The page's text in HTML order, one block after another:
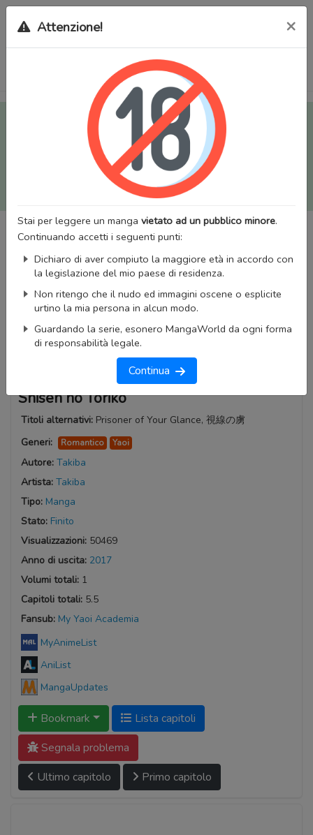
Tutti i Doujinshi e Manga per adulti (+18) sono stati trasferiti
sul nostro nuovo sito (
mangaworldadult.net
); invece, per i
Manga classici, puoi utilizzare
MangaWorld
Potrai effettuare illogincon il tuo account di MangaWorld
tutti i dati sono condivisi tra i due siti,
perderai alcun dato, inclusi bookmarks e premium
Attenzione! ×
Stai per leggere un manga vietato ad un pubblico minore.
Continuando accetti i seguenti punti:
Dichiaro di aver compiuto la maggiore età in accordo con
la legislazione del mio paese di residenza.
Non ritengo che il nudo ed immagini oscene o esplicite
urtino la mia persona in alcun modo.
Guardando la serie, esonero MangaWorld da ogni forma
di responsabilità legale.
Continua
Shisen no Toriko
Titoli alternativi: Prisoner of Your Glance, 視線の虜
Generi:
Romantico Yaoi
Autore: Takiba
Artista: Takiba
Tipo: Manga
Stato: Finito
Visualizzazioni: 50469
Anno di uscita: 2017
Volumi totali: 1
Capitoli totali: 5.5
Fansub: My Yaoi Academia
MyAnimeList
AniList
MangaUpdates
Bookmark
Lista capitoli
Segnala problema
Ultimo capitolo
Primo capitolo